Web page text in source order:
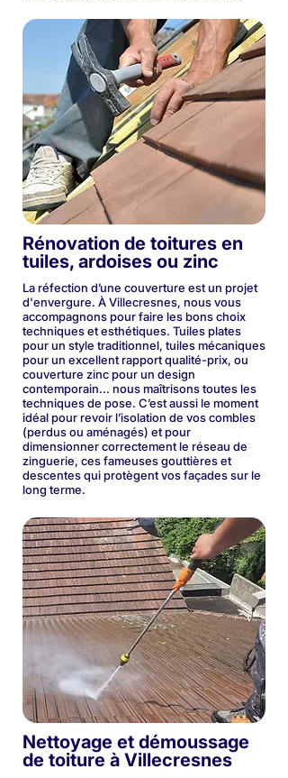
Rénovation de toitures en
tuiles, ardoises ou zinc
La réfection d’une couverture est un projet
d'envergure. À Villecresnes, nous vous
accompagnons pour faire les bons choix
techniques et esthétiques. Tuiles plates
pour un style traditionnel, tuiles mécaniques
pour un excellent rapport qualité-prix, ou
couverture zinc pour un design
contemporain... nous maîtrisons toutes les
techniques de pose. C’est aussi le moment
idéal pour revoir l’isolation de vos combles
(perdus ou aménagés) et pour
dimensionner correctement le réseau de
zinguerie, ces fameuses gouttières et
descentes qui protègent vos façades sur le
long terme.
Nettoyage et démoussage
de toiture à Villecresnes